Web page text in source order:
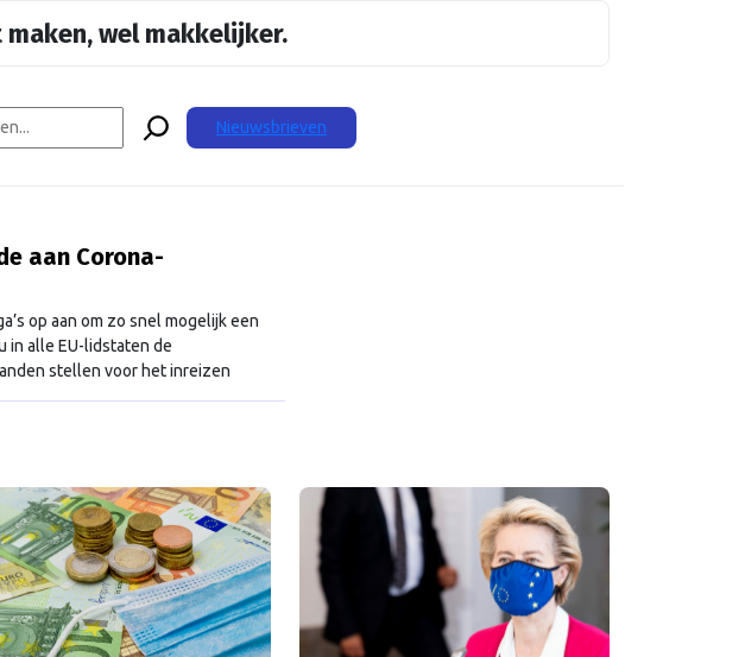
wel makkelijker.
Nieuwsbrieven
aan Corona-
op aan om zo snel mogelijk een
in alle EU-lidstaten de
stellen voor het inreizen